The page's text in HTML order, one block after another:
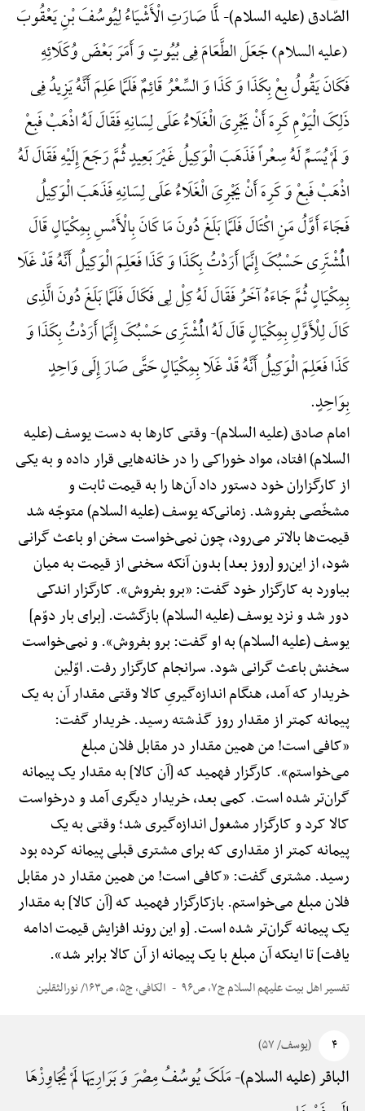
الصّادق (علیه السلام)-لَمَّا صَارَتِ الْأَشْیَاءُ لِیُوسُفَ بْنِ یَعْقُوبَ
(علیه السلام) جَعَلَ الطَّعَامَ فِی بُیُوتٍ وَ أَمَرَ بَعْضَ وُکَلَائِهِ
فَکَانَ یَقُولُ بِعْ بِکَذَا وَ کَذَا وَ السِّعْرُ قَائِمٌ فَلَمَّا عَلِمَ أَنَّهُ یَزِیدُ فِی
ذَلِکَ الْیَوْمِ کَرِهَ أَنْ یَجْرِیَ الْغَلَاءُ عَلَی لِسَانِهِ فَقَالَ لَهُ اذْهَبْ فَبِعْ
وَ لَمْ یُسَمِّ لَهُ سِعْراً فَذَهَبَ الْوَکِیلُ غَیْرَ بَعِیدٍ ثُمَّ رَجَعَ إِلَیْهِ فَقَالَ لَهُ
اذْهَبْ فَبِعْ وَ کَرِهَ أَنْ یَجْرِیَ الْغَلَاءُ عَلَی لِسَانِهِ فَذَهَبَ الْوَکِیلُ
فَجَاءَ أَوَّلُ مَنِ اکْتَالَ فَلَمَّا بَلَغَ دُونَ مَا کَانَ بِالْأَمْسِ بِمِکْیَالٍ قَالَ
الْمُشْتَرِی حَسْبُکَ إِنَّمَا أَرَدْتُ بِکَذَا وَ کَذَا فَعَلِمَ الْوَکِیلُ أَنَّهُ قَدْ غَلَا
بِمِکْیَالٍ ثُمَّ جَاءَهُ آخَرُ فَقَالَ لَهُ کِلْ لِی فَکَالَ فَلَمَّا بَلَغَ دُونَ الَّذِی
کَالَ لِلْأَوَّلِ بِمِکْیَالٍ قَالَ لَهُ الْمُشْتَرِی حَسْبُکَ إِنَّمَا أَرَدْتُ بِکَذَا وَ
کَذَا فَعَلِمَ الْوَکِیلُ أَنَّهُ قَدْ غَلَا بِمِکْیَالٍ حَتَّی صَارَ إِلَی وَاحِدٍ
بِوَاحِدٍ.
امام صادق (علیه السلام)-وقتی کارها به دست یوسف (علیه
السلام) افتاد، مواد خوراکی را در خانه‌هایی قرار داده و به یکی
از کارگزاران خود دستور داد آن‌ها را به قیمت ثابت و
مشخّصی بفروشد. زمانی‌که یوسف (علیه السلام) متوجّه شد
قیمت‌ها بالاتر می‌رود، چون نمی‌خواست سخن او باعث گرانی
شود، از این‌رو [روز بعد] بدون آنکه سخنی از قیمت به میان
بیاورد به کارگزار خود گفت: «برو بفروش». کارگزار اندکی
دور شد و نزد یوسف (علیه السلام) بازگشت. [برای بار دوّم]
یوسف (علیه السلام) به او گفت: برو بفروش». و نمی‌خواست
سخنش باعث گرانی شود. سرانجام کارگزار رفت. اوّلین
خریدار که آمد، هنگام اندازه‌گیریِ کالا وقتی مقدار آن به یک
پیمانه کمتر از مقدار روز گذشته رسید. خریدار گفت:
«کافی است! من همین مقدار در مقابل فلان مبلغ
می‌خواستم». کارگزار فهمید که [آن کالا] به مقدار یک پیمانه
گران‌تر شده است. کمی بعد، خریدار دیگری آمد و درخواست
کالا کرد و کارگزار مشغول اندازه‌گیری شد؛ وقتی به یک
پیمانه کمتر از مقداری که برای مشتری قبلی پیمانه کرده بود
رسید. مشتری گفت: «کافی است! من همین مقدار در مقابل
فلان مبلغ می‌خواستم. بازکارگزار فهمید که [آن کالا] به مقدار
یک پیمانه گران‌تر شده است. [و این روند افزایش قیمت ادامه
یافت] تا اینکه آن مبلغ با یک پیمانه از آن کالا برابر شد».
تفسیر اهل بیت علیهم السلام ج۷، ص۹۶ الکافی، ج۵، ص۱۶۳/ نورالثقلین
۴ (یوسف/ ۵۷)
الباقر (علیه السلام)-مَلَکَ یُوسُفُ مِصْرَ وَ بَرَارِیَهَا لَمْ یُجَاوِزْهَا